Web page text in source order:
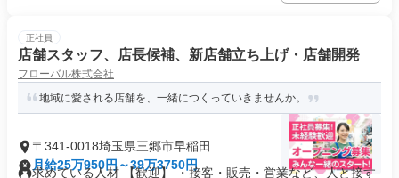
正社員
店舗スタッフ、店長候補、新店舗立ち上げ・店舗開発
フローバル株式会社
地域に愛される店舗を、一緒につくっていきませんか。
〒341-0018埼玉県三郷市早稲田
月給25万950円～39万3750円
求めている人材 【歓迎】 ・接客・販売・営業など、人と接す